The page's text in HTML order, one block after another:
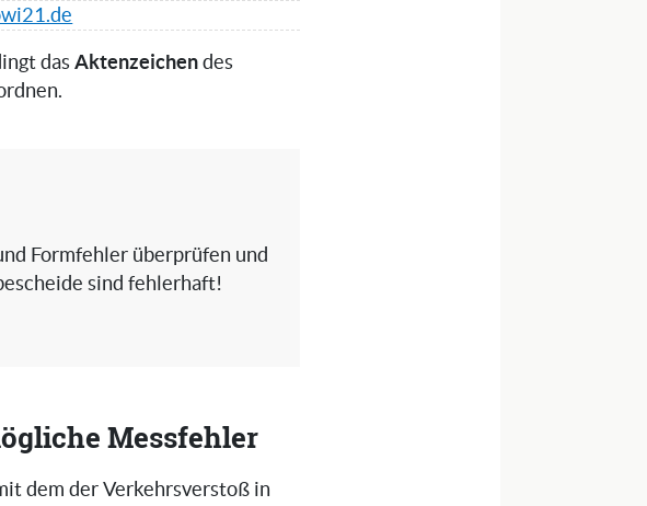
dasAktenzeichen des
Formfehler überprüfen und
sind fehlerhaft!
Messfehler
dem der Verkehrsverstoß in